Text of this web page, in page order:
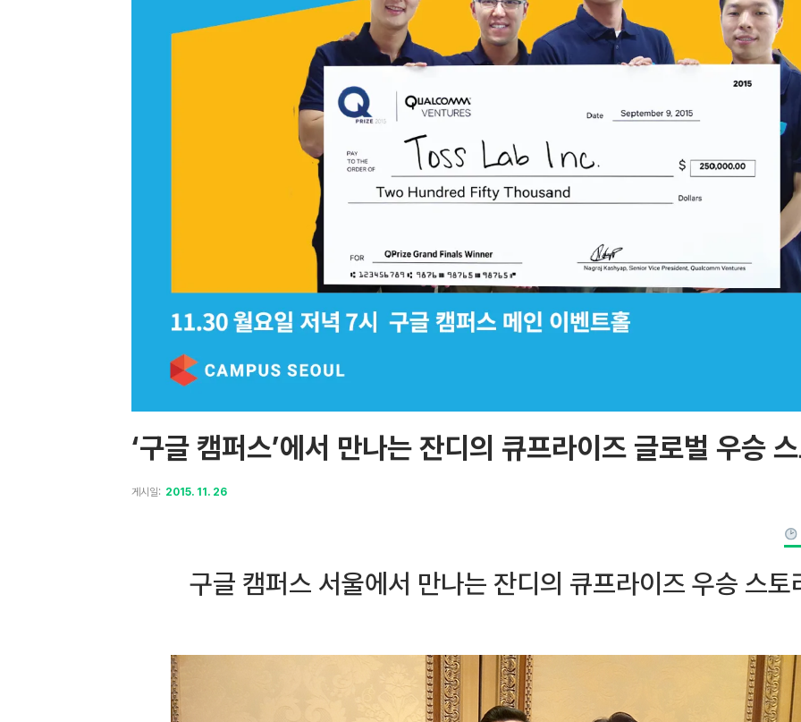
‘구글 캠퍼스’에서 만나는 잔디의 큐프라이즈 글로벌 우승 스
게시일: 2015. 11. 26
구글 캠퍼스 서울에서 만나는 잔디의 큐프라이즈 우승 스토